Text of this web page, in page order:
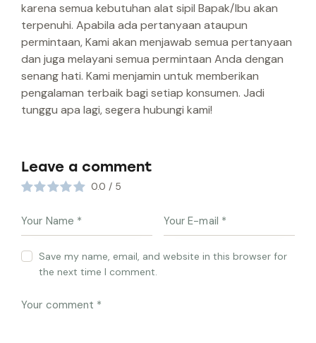
karena semua kebutuhan alat sipil Bapak/Ibu akan
terpenuhi. Apabila ada pertanyaan ataupun
permintaan, Kami akan menjawab semua pertanyaan
dan juga melayani semua permintaan Anda dengan
senang hati. Kami menjamin untuk memberikan
pengalaman terbaik bagi setiap konsumen. Jadi
tunggu apa lagi, segera hubungi kami!
Leave a comment
0.0 / 5
Save my name, email, and website in this browser for
the next time I comment.